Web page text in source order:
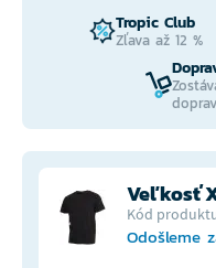
Tropic Club
Zľava až 12 %
Veľkosť
Kód
Odošleme